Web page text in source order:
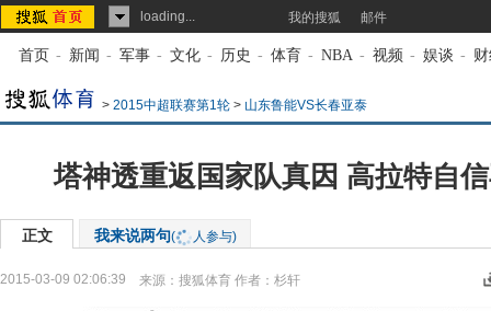
loading... 我的搜狐 邮件
首页 - 新闻 - 军事 - 文化 - 历史 - 体育 - NBA - 视频 - 娱谈 -
> 2015中超联赛第1轮 > 山东鲁能VS长春亚泰
塔神透重返国家队真因 高拉特自
正文 我来说两句( 人参与)
2015-03-09 02:06:39 来源： 搜狐体育 作者：杉轩